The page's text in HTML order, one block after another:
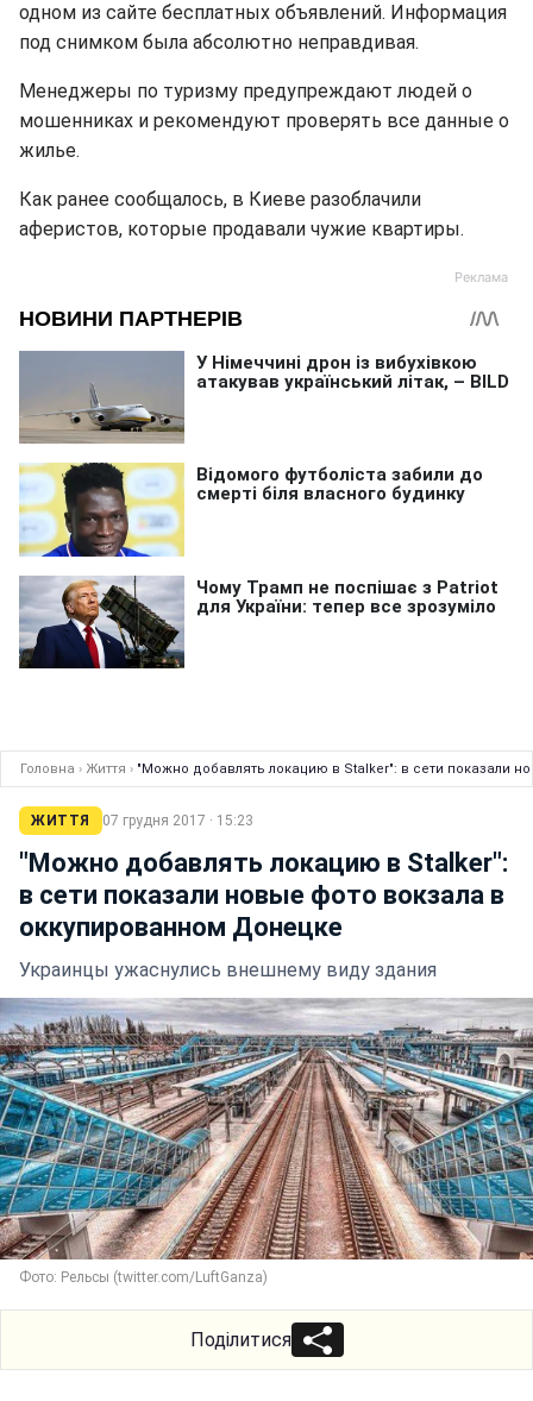
одном из сайте бесплатных объявлений. Информация
под снимком была абсолютно неправдивая.
Менеджеры по туризму предупреждают людей о
мошенниках и рекомендуют проверять все данные о
жилье.
Как ранее сообщалось, в Киеве разоблачили
аферистов, которые продавали чужие квартиры.
Головна › Життя › "Можно добавлять локацию в Stalker": в сети показали
ЖИТТЯ 07 грудня 2017 · 15:23
"Можно добавлять локацию в Stalker":
в сети показали новые фото вокзала в
оккупированном Донецке
Украинцы ужаснулись внешнему виду здания
Фото: Рельсы (twitter.com/LuftGanza)
Поділитися